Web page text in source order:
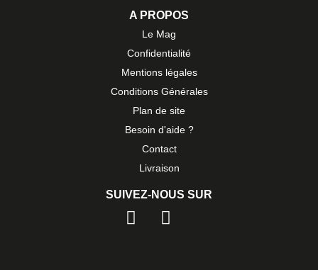
A PROPOS
Le Mag
Confidentialité
Mentions légales
Conditions Générales
Plan de site
Besoin d'aide ?
Contact
Livraison
SUIVEZ-NOUS SUR